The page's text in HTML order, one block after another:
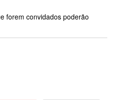
forem convidados poderão